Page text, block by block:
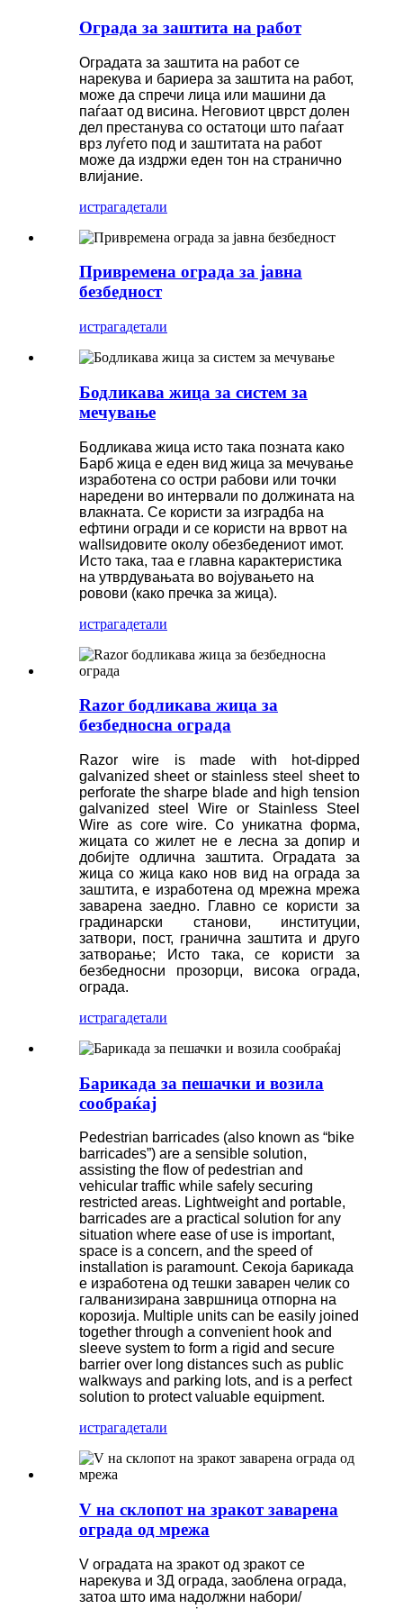
Ограда за заштита на работ
Оградата за заштита на работ се
нарекува и бариера за заштита на работ,
може да спречи лица или машини да
паѓаат од висина. Неговиот цврст долен
дел престанува со остатоци што паѓаат
врз луѓето под и заштитата на работ
може да издржи еден тон на странично
влијание.
истрагадетали
Привремена ограда за јавна
безбедност
истрагадетали
Бодликава жица за систем за
мечување
Бодликава жица исто така позната како
Барб жица е еден вид жица за мечување
изработена со остри рабови или точки
наредени во интервали по должината на
влакната. Се користи за изградба на
ефтини огради и се користи на врвот на
wallsидовите околу обезбедениот имот.
Исто така, таа е главна карактеристика
на утврдувањата во војувањето на
ровови (како пречка за жица).
истрагадетали
Razor бодликава жица за
безбедносна ограда
Razor wire is made with hot-dipped
galvanized sheet or stainless steel sheet to
perforate the sharpe blade and high tension
galvanized steel Wire or Stainless Steel
Wire as core wire. Со уникатна форма,
жицата со жилет не е лесна за допир и
добијте одлична заштита. Оградата за
жица со жица како нов вид на ограда за
заштита, е изработена од мрежна мрежа
заварена заедно. Главно се користи за
градинарски станови, институции,
затвори, пост, гранична заштита и друго
затворање; Исто така, се користи за
безбедносни прозорци, висока ограда,
ограда.
истрагадетали
Барикада за пешачки и возила
сообраќај
Pedestrian barricades (also known as “bike
barricades”) are a sensible solution,
assisting the flow of pedestrian and
vehicular traffic while safely securing
restricted areas. Lightweight and portable,
barricades are a practical solution for any
situation where ease of use is important,
space is a concern, and the speed of
installation is paramount. Секоја барикада
е изработена од тешки заварен челик со
галванизирана завршница отпорна на
корозија. Multiple units can be easily joined
together through a convenient hook and
sleeve system to form a rigid and secure
barrier over long distances such as public
walkways and parking lots, and is a perfect
solution to protect valuable equipment.
истрагадетали
V на склопот на зракот заварена
ограда од мрежа
V оградата на зракот од зракот се
нарекува и 3Д ограда, заоблена ограда,
затоа што има надолжни набори/